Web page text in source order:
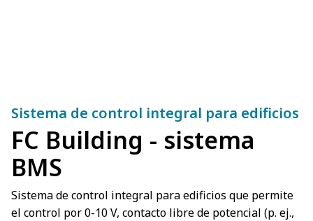
FC Building - sistema
BMS
Sistema de control integral para edificios
Sistema de control integral para edificios que permite
el control por 0-10 V, contacto libre de potencial (p. ej.,